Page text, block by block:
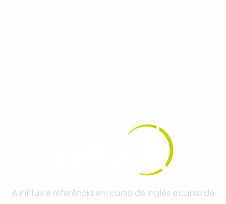
A inFlux é referência em curso de inglês e curso de